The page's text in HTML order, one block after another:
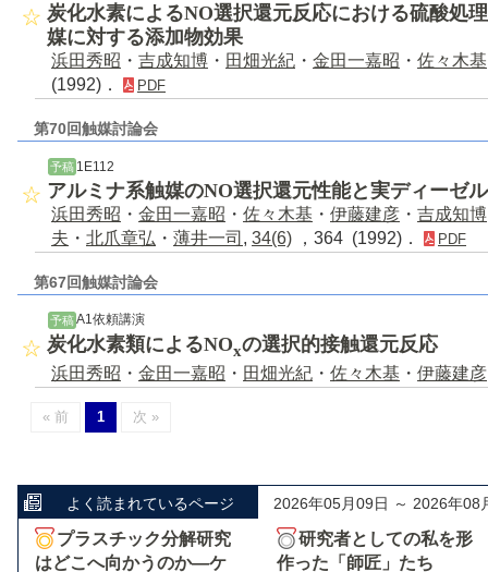
炭化水素によるNO選択還元反応における硫酸処
媒に対する添加物効果
浜田秀昭 ・ 吉成知博 ・ 田畑光紀 ・ 金田一嘉昭 ・ 佐々木基
(1992)．
PDF
第70回触媒討論会
予稿 1E112
アルミナ系触媒のNO選択還元性能と実ディーゼ
浜田秀昭 ・ 金田一嘉昭 ・ 佐々木基 ・ 伊藤建彦 ・ 吉成知博
夫 ・ 北爪章弘 ・ 薄井一司 , 34(6) ，364 (1992)． PDF
第67回触媒討論会
予稿 A1依頼講演
炭化水素類によるNOxの選択的接触還元反応
浜田秀昭 ・ 金田一嘉昭 ・ 田畑光紀 ・ 佐々木基 ・ 伊藤建彦
« 前 1 次 »
よく読まれているページ 2026年05月09日 ～ 2026年08
プラスチック分解研究
はどこへ向かうのか―ケ
研究者としての私を形
作った「師匠」たち